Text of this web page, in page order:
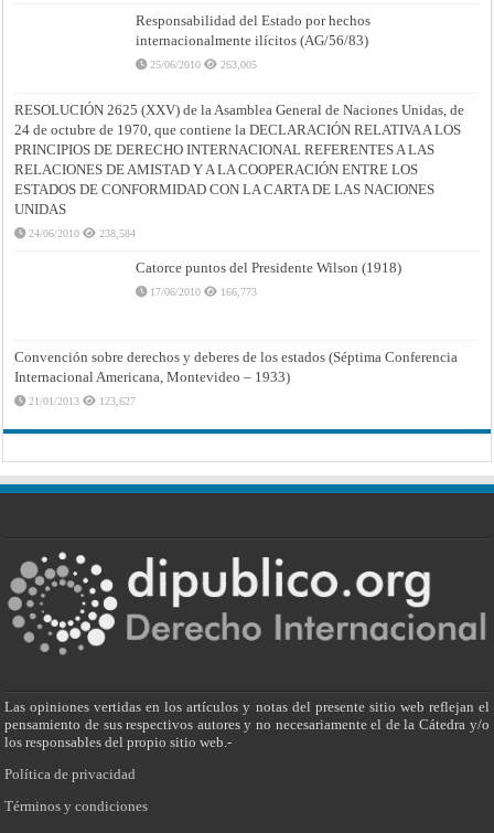
Responsabilidad del Estado por hechos
internacionalmente ilícitos (AG/56/83)
25/06/2010 263,005
RESOLUCIÓN 2625 (XXV) de la Asamblea General de Naciones Unidas, de
24 de octubre de 1970, que contiene la DECLARACIÓN RELATIVA A LOS
PRINCIPIOS DE DERECHO INTERNACIONAL REFERENTES A LAS
RELACIONES DE AMISTAD Y A LA COOPERACIÓN ENTRE LOS
ESTADOS DE CONFORMIDAD CON LA CARTA DE LAS NACIONES
UNIDAS
24/06/2010 238,584
Catorce puntos del Presidente Wilson (1918)
17/06/2010 166,773
Convención sobre derechos y deberes de los estados (Séptima Conferencia
Internacional Americana, Montevideo – 1933)
21/01/2013 123,627
Las opiniones vertidas en los artículos y notas del presente sitio web reflejan el
pensamiento de sus respectivos autores y no necesariamente el de la Cátedra y/o
los responsables del propio sitio web.-
Política de privacidad
Términos y condiciones